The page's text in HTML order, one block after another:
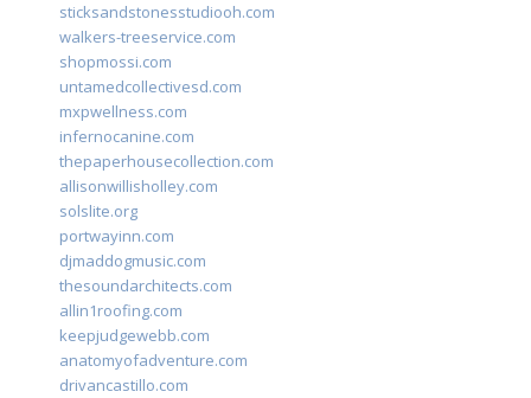
sticksandstonesstudiooh.com
walkers-treeservice.com
shopmossi.com
untamedcollectivesd.com
mxpwellness.com
infernocanine.com
thepaperhousecollection.com
allisonwillisholley.com
solslite.org
portwayinn.com
djmaddogmusic.com
thesoundarchitects.com
allin1roofing.com
keepjudgewebb.com
anatomyofadventure.com
drivancastillo.com